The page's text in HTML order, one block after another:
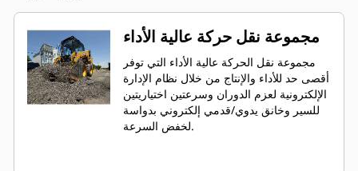
مجموعة نقل حركة عالية الأداء
مجموعة نقل الحركة عالية الأداء التي توفر
أقصى حد للأداء والإنتاج من خلال نظام الإدارة
الإلكترونية لعزم الدوران وسرعتين اختياريتين
للسير وخانق يدوي/قدمي إلكتروني بدواسة
لخفض السرعة.